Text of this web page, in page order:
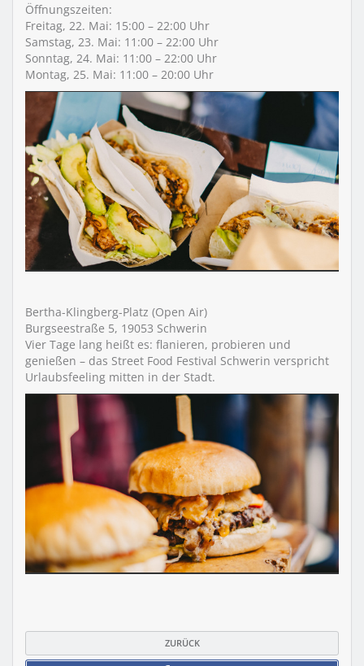
Öffnungszeiten:
Freitag, 22. Mai: 15:00 – 22:00 Uhr
Samstag, 23. Mai: 11:00 – 22:00 Uhr
Sonntag, 24. Mai: 11:00 – 22:00 Uhr
Montag, 25. Mai: 11:00 – 20:00 Uhr
Bertha-Klingberg-Platz (Open Air)
Burgseestraße 5, 19053 Schwerin
Vier Tage lang heißt es: flanieren, probieren und
genießen – das Street Food Festival Schwerin verspricht
Urlaubsfeeling mitten in der Stadt.
ZURÜCK